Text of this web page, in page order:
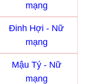
mạng
Đinh Hợi - Nữ
mạng
Mậu Tý - Nữ
mạng